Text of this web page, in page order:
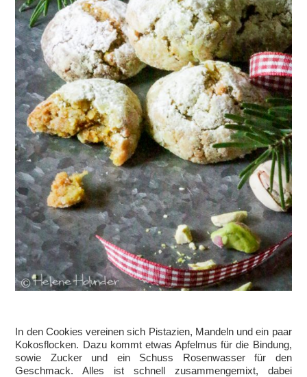
In den Cookies vereinen sich Pistazien, Mandeln und ein paar
Kokosflocken. Dazu kommt etwas Apfelmus für die Bindung,
sowie Zucker und ein Schuss Rosenwasser für den
Geschmack. Alles ist schnell zusammengemixt, dabei